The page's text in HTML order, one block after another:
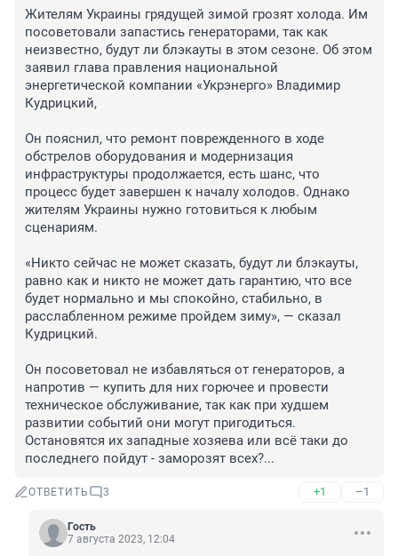
Жителям Украины грядущей зимой грозят холода. Им
посоветовали запастись генераторами, так как
неизвестно, будут ли блэкауты в этом сезоне. Об этом
заявил глава правления национальной
энергетической компании «Укрэнерго» Владимир
Кудрицкий,
Он пояснил, что ремонт поврежденного в ходе
обстрелов оборудования и модернизация
инфраструктуры продолжается, есть шанс, что
процесс будет завершен к началу холодов. Однако
жителям Украины нужно готовиться к любым
сценариям.
«Никто сейчас не может сказать, будут ли блэкауты,
равно как и никто не может дать гарантию, что все
будет нормально и мы спокойно, стабильно, в
расслабленном режиме пройдем зиму», — сказал
Кудрицкий.
Он посоветовал не избавляться от генераторов, а
напротив — купить для них горючее и провести
техническое обслуживание, так как при худшем
развитии событий они могут пригодиться.
Остановятся их западные хозяева или всё таки до
последнего пойдут - заморозят всех?...
ОТВЕТИТЬ 3 +1 –1
Гость
7 августа 2023, 12:04